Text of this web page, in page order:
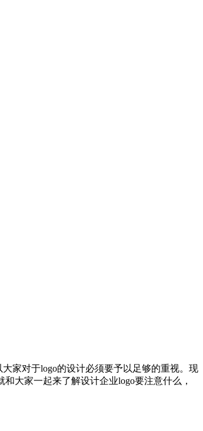
家对于logo的设计必须要予以足够的重视。现
大家一起来了解设计企业logo要注意什么，